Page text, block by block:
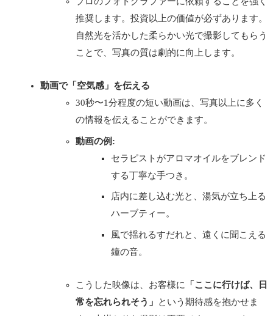
推奨します。投資以上の価値が必ずあります。
自然光を活かした柔らかい光で撮影してもらう
ことで、写真の質は劇的に向上します。
動画で「空気感」を伝える
30秒〜1分程度の短い動画は、写真以上に多く
の情報を伝えることができます。
動画の例:
セラピストがアロマオイルをブレンド
する丁寧な手つき。
店内に差し込む光と、湯気が立ち上る
ハーブティー。
風で揺れるすだれと、遠くに聞こえる
鐘の音。
こうした映像は、お客様に
「ここに行けば、日
常を忘れられそう」
という期待感を抱かせま